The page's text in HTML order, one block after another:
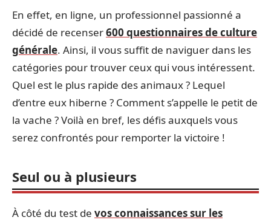
En effet, en ligne, un professionnel passionné a
décidé de recenser600 questionnaires de culture
générale. Ainsi, il vous suffit de naviguer dans les
catégories pour trouver ceux qui vous intéressent.
Quel est le plus rapide des animaux ? Lequel
d’entre eux hiberne ? Comment s’appelle le petit de
la vache ? Voilà en bref, les défis auxquels vous
serez confrontés pour remporter la victoire !
Seul ou à plusieurs
À côté du test de vos connaissances sur les